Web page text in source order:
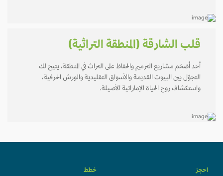
قلب الشارقة (المنطقة التراثية)
أحد أضخم مشاريع الترميم والحفاظ على التراث في المنطقة، يتيح لك
التجوّل بين البيوت القديمة والأسواق التقليدية والورش الحرفية،
واستكشاف روح الحياة الإماراتية الأصيلة.
احجز خطط